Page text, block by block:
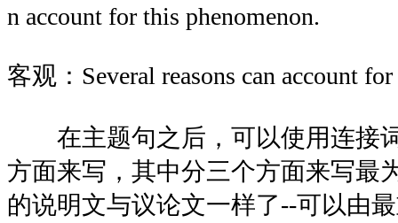
n account for this phenomenon.
客观：Several reasons can account
在主题句之后，可以使用连接
方面来写，其中分三个方面来写最
的说明文与议论文一样了--可以由